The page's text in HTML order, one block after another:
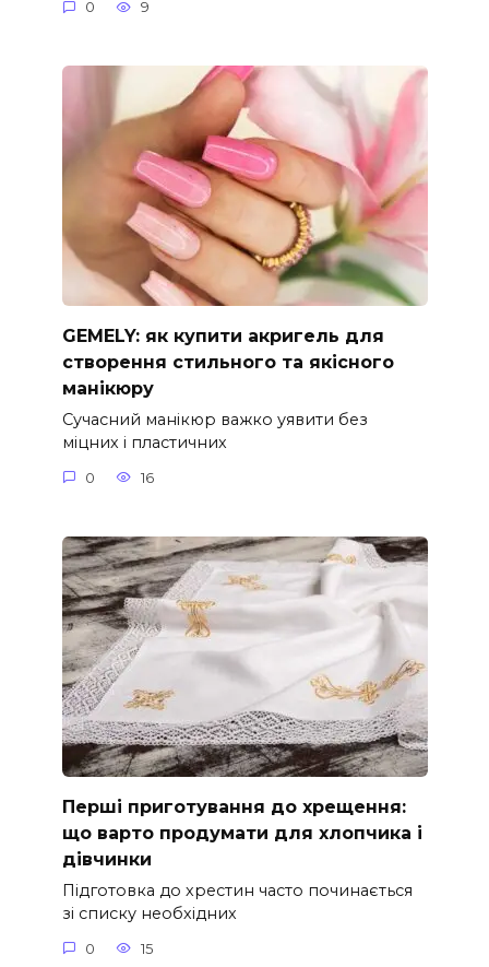
0 9
GEMELY: як купити акригель для
створення стильного та якісного
манікюру
Сучасний манікюр важко уявити без
міцних і пластичних
0 16
Перші приготування до хрещення:
що варто продумати для хлопчика і
дівчинки
Підготовка до хрестин часто починається
зі списку необхідних
0 15